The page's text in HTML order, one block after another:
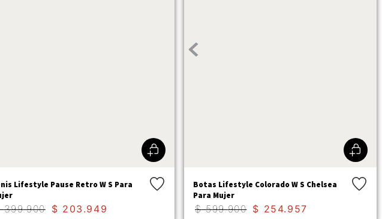
Lifestyle Pause Retro W S Para
399.900 $ 203 .949
Botas Lifestyle Colorado W S Chelsea
Para Mujer
$ 599.900 $ 254. 957